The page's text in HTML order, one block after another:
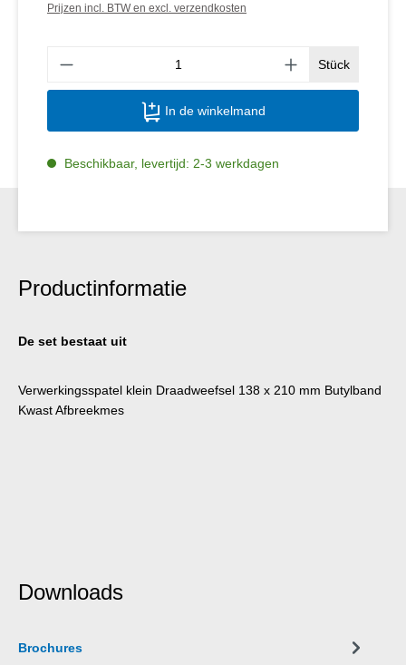
Prijzen incl. BTW en excl. verzendkosten
Stück
In de winkelmand
Beschikbaar, levertijd: 2-3 werkdagen
Productinformatie
De set bestaat uit
Verwerkingsspatel klein Draadweefsel 138 x 210 mm Butylband
Kwast Afbreekmes
Downloads
Brochures